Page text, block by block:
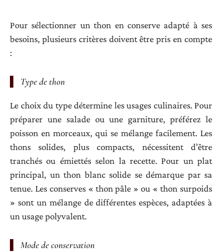
Pour sélectionner un thon en conserve adapté à ses
besoins, plusieurs critères doivent être pris en compte
:
Type de thon
Le choix du type détermine les usages culinaires. Pour
préparer une salade ou une garniture, préférez le
poisson en morceaux, qui se mélange facilement. Les
thons solides, plus compacts, nécessitent d’être
tranchés ou émiettés selon la recette. Pour un plat
principal, un thon blanc solide se démarque par sa
tenue. Les conserves « thon pâle » ou « thon surpoids
» sont un mélange de différentes espèces, adaptées à
un usage polyvalent.
Mode de conservation